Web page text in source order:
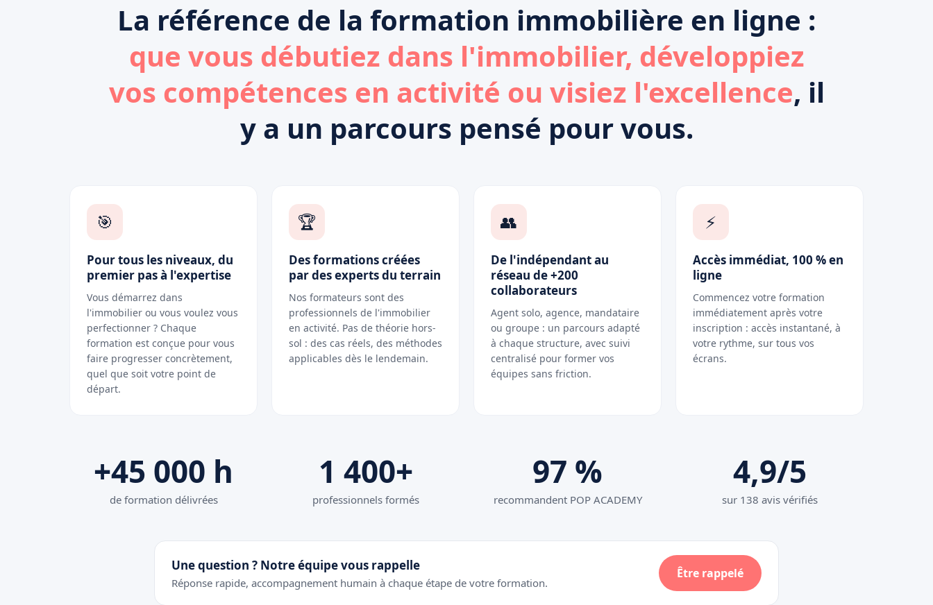
La référence de la formation immobilière en ligne :
que vous débutiez dans l'immobilier, développiez
vos compétences en activité ou visiez l'excellence, il
y a un parcours pensé pour vous.
🎯
Pour tous les niveaux, du
premier pas à l'expertise
Vous démarrez dans
l'immobilier ou vous voulez vous
perfectionner ? Chaque
formation est conçue pour vous
faire progresser concrètement,
quel que soit votre point de
départ.
🏆
Des formations créées
par des experts du terrain
Nos formateurs sont des
professionnels de l'immobilier
en activité. Pas de théorie hors-
sol : des cas réels, des méthodes
applicables dès le lendemain.
👥
De l'indépendant au
réseau de +200
collaborateurs
Agent solo, agence, mandataire
ou groupe : un parcours adapté
à chaque structure, avec suivi
centralisé pour former vos
équipes sans friction.
⚡
Accès immédiat, 100 % en
ligne
Commencez votre formation
immédiatement après votre
inscription : accès instantané, à
votre rythme, sur tous vos
écrans.
+45 000 h
de formation délivrées
1 400+
professionnels formés
97 %
recommandent POP ACADEMY
4,9/5
sur 138 avis vérifiés
Une question ? Notre équipe vous rappelle
Réponse rapide, accompagnement humain à chaque étape de votre formation.
Être rappelé